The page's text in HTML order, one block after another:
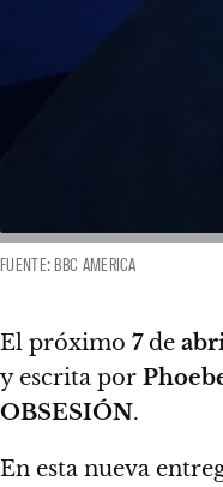
FUENTE: BBC AMERICA
El próximo 7 de
y escrita por
OBSESIÓN.
En esta nueva